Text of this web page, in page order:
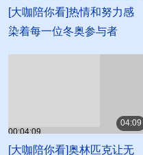
[大咖陪你看]热情和努力感
染着每一位冬奥参与者
00:04:09
04:09
[大咖陪你看]奥林匹克让无